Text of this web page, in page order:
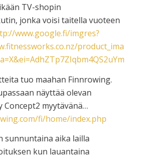
TV-shopin
jonka voisi taitella vuoteen
www.google.fi/imgres?
product_images/
tuo maahan Finnrowing.
näyttää olevan
Concept2 myytävänä…
fi/home/index.php
sunnuntaina aika lailla
kun lauantaina